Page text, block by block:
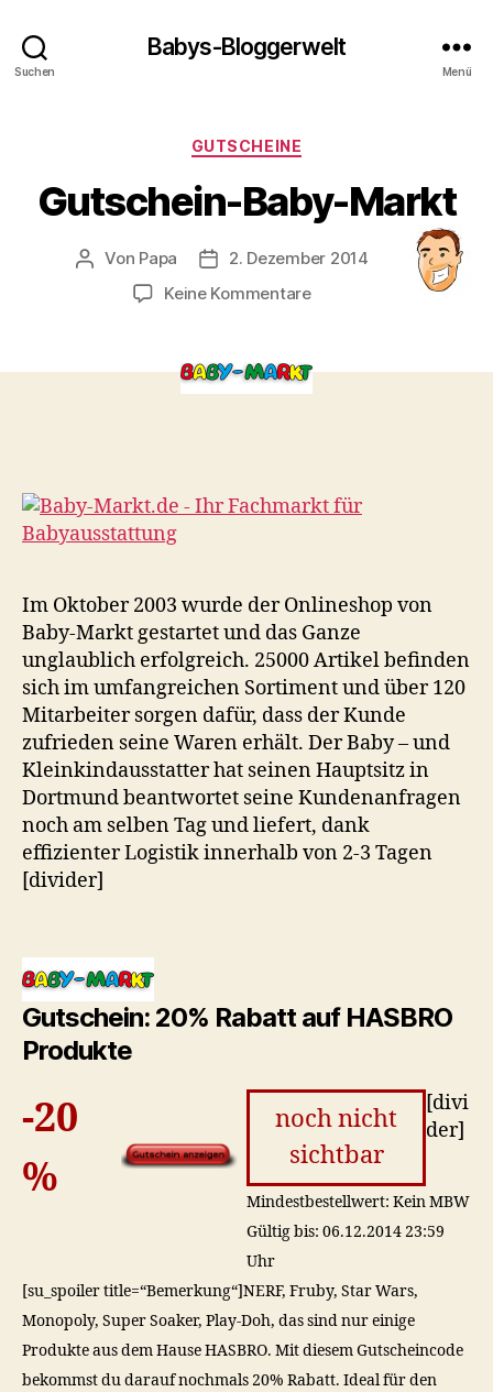
Suchen
Babys-Bloggerwelt
Menü
Kategorien
GUTSCHEINE
Gutschein-Baby-Markt
Beitragsautor
Von Papa Veröffentlichungsdatum
2. Dezember 2014
Keine Kommentarezu
Markt
Im Oktober 2003 wurde der Onlineshop von
Baby-Markt gestartet und das Ganze
unglaublich erfolgreich. 25000 Artikel befinden
sich im umfangreichen Sortiment und über 120
Mitarbeiter sorgen dafür, dass der Kunde
zufrieden seine Waren erhält. Der Baby – und
Kleinkindausstatter hat seinen Hauptsitz in
Dortmund beantwortet seine Kundenanfragen
noch am selben Tag und liefert, dank
effizienter Logistik innerhalb von 2-3 Tagen
[divider]
Gutschein: 20% Rabatt auf HASBRO
Produkte
-20
%
noch nicht
sichtbar
Mindestbestellwert: Kein MBW
Gültig bis: 06.12.2014 23:59
Uhr
[su_spoiler title=“Bemerkung“]NERF, Fruby, Star Wars,
Monopoly, Super Soaker, Play-Doh, das sind nur einige
Produkte aus dem Hause HASBRO. Mit diesem Gutscheincode
bekommst du darauf nochmals 20% Rabatt. Ideal für den
[divi
der]